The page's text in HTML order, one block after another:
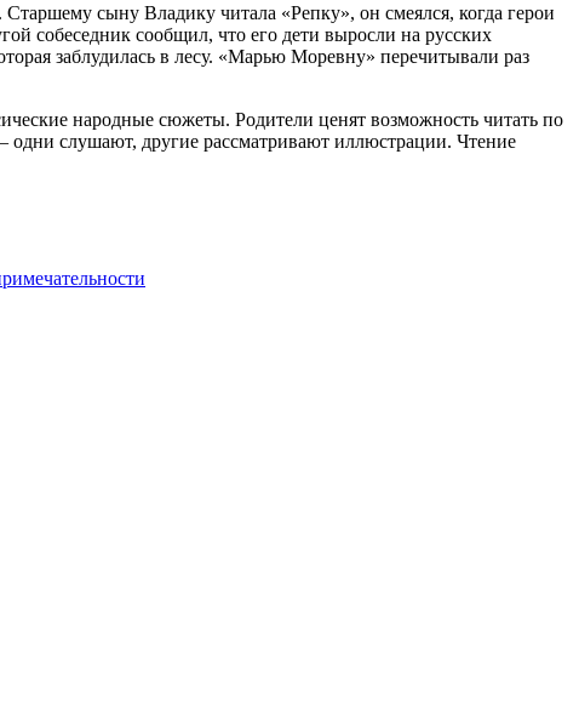
сыну Владику читала «Репку», он смеялся, когда герои
собеседник сообщил, что его дети выросли на русских
заблудилась в лесу. «Марью Моревну» перечитывали раз
народные сюжеты. Родители ценят возможность читать по
одни слушают, другие рассматривают иллюстрации. Чтение